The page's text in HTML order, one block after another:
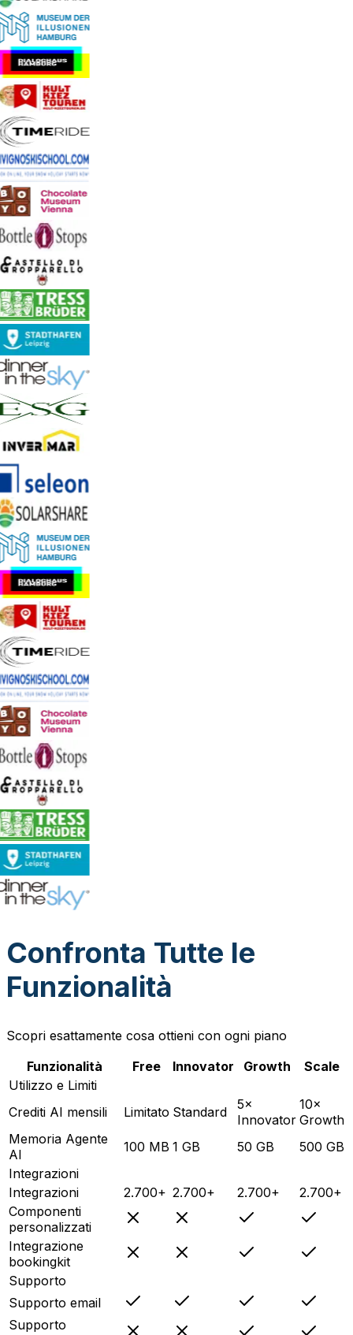
Confronta Tutte le
Funzionalità
Scopri esattamente cosa ottieni con ogni piano
Funzionalità
Free Innovator Growth
Scale
Utilizzo e Limiti
Crediti AI mensili
Limitato Standard
5×
Innovator
10×
Growth
Memoria Agente
AI
100 MB 1 GB 50 GB
500 GB
Integrazioni
Integrazioni
2.700+ 2.700+ 2.700+
2.700+
Componenti
personalizzati
Integrazione
bookingkit
Supporto
Supporto email
Supporto